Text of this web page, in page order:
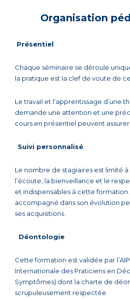
Organisation
Présentiel
Chaque séminaire se déroule
la pratique est la clef de voute de
Le travail et l’apprentissage d’une
demande une attention et une
cours en présentiel peuvent assurer.
Suivi personnalisé
Le nombre de stagiaires est limité à
l’écoute, la bienveillance et le
et indispensables à cette
accompagné dans son évolution
ses acquisitions.
Déontologie
Cette formation est validée par
Internationale des Praticiens en
Symptômes) dont la charte de
scrupuleusement respectée.